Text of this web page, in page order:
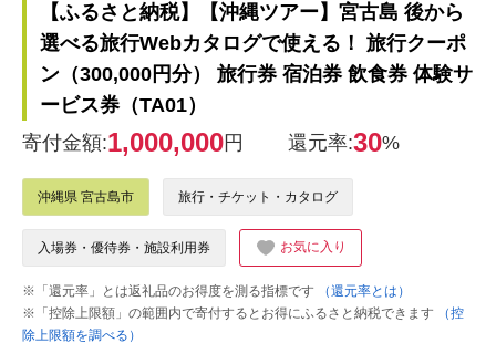
【ふるさと納税】【沖縄ツアー】宮古島 後から
選べる旅行Webカタログで使える！ 旅行クーポ
ン（300,000円分） 旅行券 宿泊券 飲食券 体験サ
ービス券（TA01）
寄付金額:1,000,000円 還元率:30%
沖縄県 宮古島市 旅行・チケット・カタログ
入場券・優待券・施設利用券 お気に入り
※「還元率」とは返礼品のお得度を測る指標です
（還元率とは）
※「控除上限額」の範囲内で寄付するとお得にふるさと納税できます
（控
除上限額を調べる）